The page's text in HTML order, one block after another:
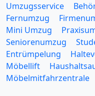
Umzugsservice
Fernumzug
Mini Umzug
Seniorenumzug
Entrümpelung
Möbellift
Möbelmitfahrzentrale